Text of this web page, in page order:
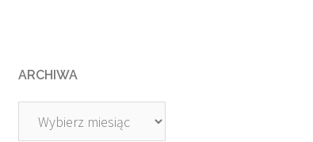
ARCHIWA
Archiwa